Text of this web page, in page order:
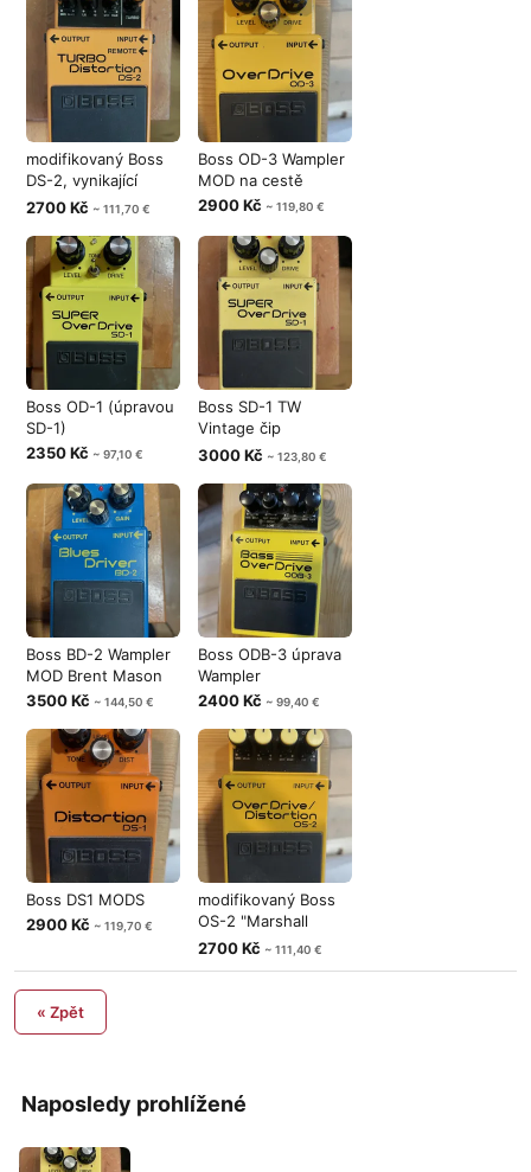
Naposledy prohlížené
modifikovaný Boss
DS-2, vynikající
Wampler mo
2700 Kč ~ 111,70 €
Boss OD-3 Wampler
MOD na cestě
2900 Kč ~ 119,80 €
Boss OD-1 (úpravou
SD-1)
2350 Kč ~ 97,10 €
Boss SD-1 TW
Vintage čip
JRC4558D r.87
3000 Kč ~ 123,80 €
Boss BD-2 Wampler
MOD Brent Mason
3500 Kč ~ 144,50 €
Boss ODB-3 úprava
Wampler
2400 Kč ~ 99,40 €
Boss DS1 MODS
2900 Kč ~ 119,70 €
modifikovaný Boss
OS-2 "Marshall
verze
2700 Kč ~ 111,40 €
« Zpět